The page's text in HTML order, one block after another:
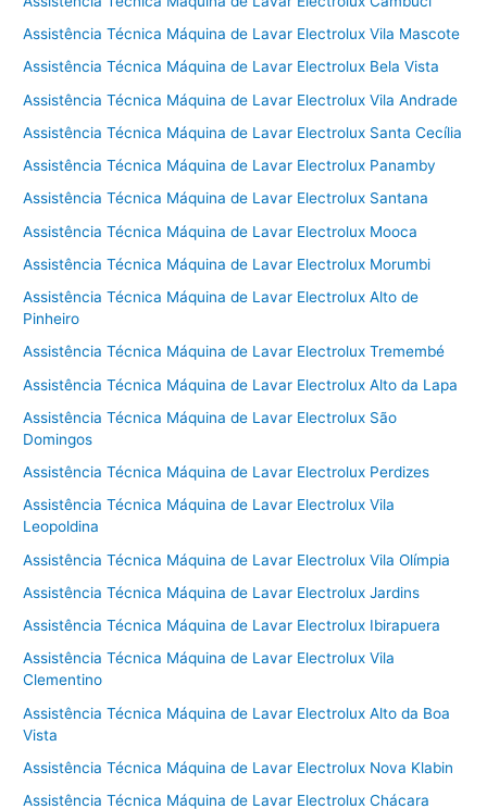
Assistência Técnica Máquina de Lavar Electrolux Vila Mascote
Assistência Técnica Máquina de Lavar Electrolux Bela Vista
Assistência Técnica Máquina de Lavar Electrolux Vila Andrade
Assistência Técnica Máquina de Lavar Electrolux Santa Cecília
Assistência Técnica Máquina de Lavar Electrolux Panamby
Assistência Técnica Máquina de Lavar Electrolux Santana
Assistência Técnica Máquina de Lavar Electrolux Mooca
Assistência Técnica Máquina de Lavar Electrolux Morumbi
Assistência Técnica Máquina de Lavar Electrolux Alto de
Pinheiro
Assistência Técnica Máquina de Lavar Electrolux Tremembé
Assistência Técnica Máquina de Lavar Electrolux Alto da Lapa
Assistência Técnica Máquina de Lavar Electrolux São
Domingos
Assistência Técnica Máquina de Lavar Electrolux Perdizes
Assistência Técnica Máquina de Lavar Electrolux Vila
Leopoldina
Assistência Técnica Máquina de Lavar Electrolux Vila Olímpia
Assistência Técnica Máquina de Lavar Electrolux Jardins
Assistência Técnica Máquina de Lavar Electrolux Ibirapuera
Assistência Técnica Máquina de Lavar Electrolux Vila
Clementino
Assistência Técnica Máquina de Lavar Electrolux Alto da Boa
Vista
Assistência Técnica Máquina de Lavar Electrolux Nova Klabin
Assistência Técnica Máquina de Lavar Electrolux Chácara